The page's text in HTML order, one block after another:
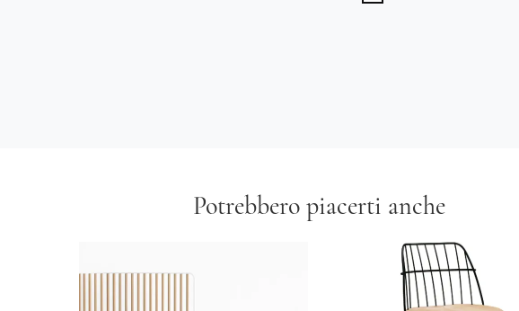
Potrebbero piacerti anche